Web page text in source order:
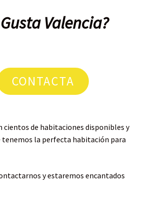
CONTACTA
Gusta Valencia?
cientos de habitaciones disponibles y
tenemos la perfecta habitación para
y estaremos encantados